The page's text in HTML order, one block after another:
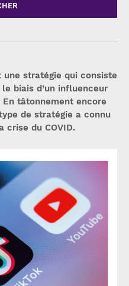
une stratégie qui consiste
biais d’un influenceur
tâtonnement encore
de stratégie a connu
crise du COVID.